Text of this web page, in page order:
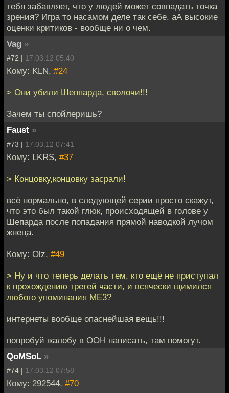
тебя забавляет, что у людей может совпадать точка
зрения? Игра то насамом деле так себе. аА высокие
оценки критиков - вообще ни о чем.
Vag »
#72 | 17.03.12 05:40
Кому: KLN, #24
> Они убили Шеппарда, сволочи!!!
Зачем ты спойлеришь?
Faust »
#73 | 17.03.12 07:41
Кому: LKRS, #37
> Концовку,концовку засрали!
всё нормально, в следующей серии просто скажут,
что это был такой глюк, происходящей в голове у
Шепарда после попадания прямой наводкой лучом
жнеца.
Кому: Olz, #49
> Ну и что теперь делать тем, кто ещё не приступал
к прохождению третей части, и всячески щимился
любого упоминания ME3?
интернеты вообще опаснейшая вещь!!!
попробуй жалобу в ООН написать, там помогут.
QoMSoL »
#74 | 17.03.12 07:58
Кому: 292544, #70